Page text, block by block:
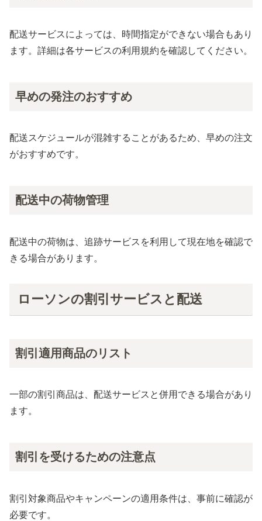
配送サービスによっては、時間指定ができない場合もあり
ます。詳細は各サービスの利用規約を確認してください。
早めの発注のおすすめ
配送スケジュールが混雑することがあるため、早めの注文
がおすすめです。
配送中の荷物管理
配送中の荷物は、追跡サービスを利用して現在地を確認で
きる場合があります。
ローソンの割引サービスと配送
割引適用商品のリスト
一部の割引商品は、配送サービスと併用できる場合があり
ます。
割引を受けるための注意点
割引対象商品やキャンペーンの適用条件は、事前に確認が
必要です。